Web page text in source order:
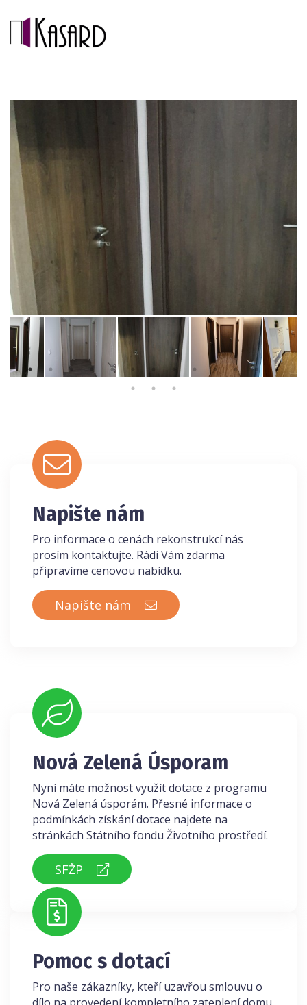
Napište nám
Pro informace o cenách rekonstrukcí nás
prosím kontaktujte. Rádi Vám zdarma
připravíme cenovou nabídku.
Napište nám
Nová Zelená Úsporam
Nyní máte možnost využít dotace z programu
Nová Zelená úsporám. Přesné informace o
podmínkách získání dotace najdete na
stránkách Státního fondu Životního prostředí.
SFŽP
Pomoc s dotací
Pro naše zákazníky, kteří uzavřou smlouvu o